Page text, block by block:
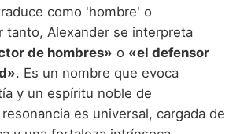
como 'hombre' o
tanto, Alexander se interpreta
de hombres» o «el defensor
. Es un nombre que evoca
y un espíritu noble de
es universal, cargada de